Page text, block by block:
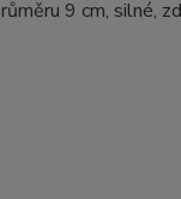
9 cm, silné,